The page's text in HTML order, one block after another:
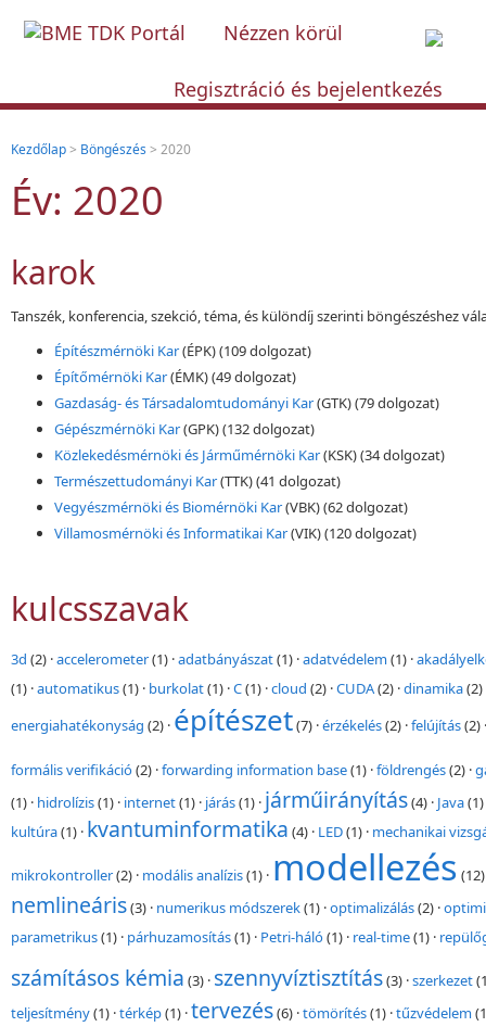
Nézzen körül
Regisztráció és bejelentkezés
Kezdőlap> Böngészés > 2020
Év: 2020
karok
Tanszék, konferencia, szekció, téma, és különdíj szerinti böngészéshez
Építészmérnöki Kar(ÉPK)(109 dolgozat)
Építőmérnöki Kar(ÉMK)(49 dolgozat)
Gazdaság- és Társadalomtudományi Kar(GTK)(79 dolgozat)
Gépészmérnöki Kar(GPK)(132 dolgozat)
Közlekedésmérnöki és Járműmérnöki Kar(KSK)(34 dolgozat)
Természettudományi Kar(TTK)(41 dolgozat)
Vegyészmérnöki és Biomérnöki Kar(VBK)(62 dolgozat)
Villamosmérnöki és Informatikai Kar(VIK)(120 dolgozat)
kulcsszavak
3d (2) ·accelerometer(1) ·adatbányászat(1) ·adatvédelem(1) ·
(1) ·automatikus(1) · burkolat(1) ·C(1) ·cloud (2) ·CUDA(2) ·dinamika(2)
energiahatékonyság (2) · építészet(7) ·érzékelés(2) ·felújítás(2)
formális verifikáció(2) ·forwarding information base(1) ·földrengés(2) ·
(1) · hidrolízis(1) · internet(1) · járás(1) · járműirányítás(4) · Java(1)
kultúra(1) · kvantuminformatika (4) · LED(1) · mechanikai
mikrokontroller(2) · modális analízis(1) · modellezés (12)
nemlineáris(3) · numerikus módszerek(1) ·optimalizálás(2) ·
parametrikus(1) · párhuzamosítás(1) · Petri-háló(1) · real-time(1) ·
számításos kémia (3) · szennyvíztisztítás(3) ·szerkezet
teljesítmény(1) ·térkép(1) ·tervezés(6) ·tömörítés(1) ·tűzvédelem